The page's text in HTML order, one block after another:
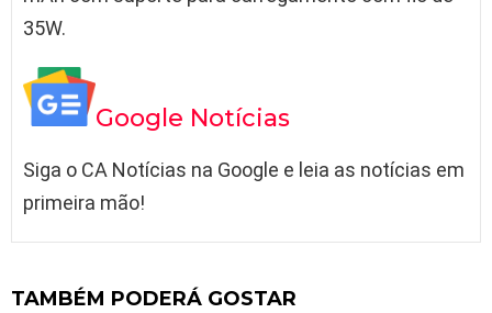
35W.
Google Notícias
Siga o CA Notícias na Google e leia as notícias em
primeira mão!
TAMBÉM PODERÁ GOSTAR